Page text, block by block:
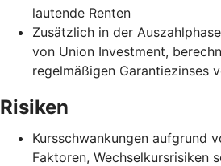
lautende Renten
Zusätzlich in der
von Union Investment,
regelmäßigen Garantiezinses
Risiken
Kursschwankungen aufgrund
Faktoren, Wechselkursrisiken